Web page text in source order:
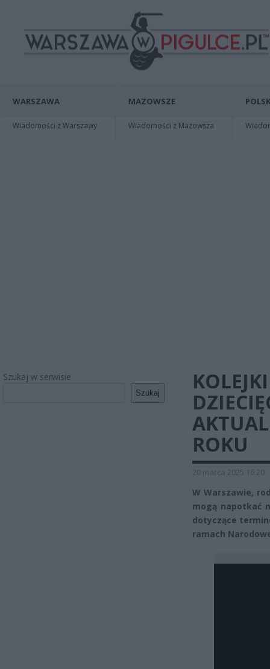
WARSZAWA
Wiadomości z Warszawy
MAZOWSZE
Wiadomości z Mazowsza
Szukaj w serwisie
Szukaj
ROKU
20 marca 2025 16:20
W Warszawie,
mogą napotkać
dotyczące
ramach